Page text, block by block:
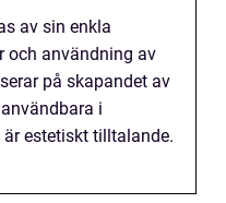
av sin enkla
och användning av
på skapandet av
i
estetiskt tilltalande.